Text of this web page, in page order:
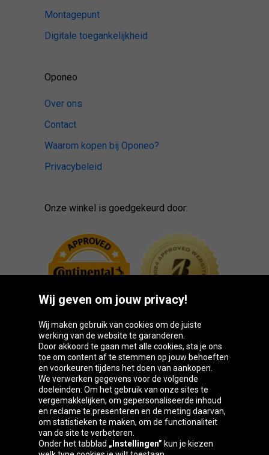
Montagepunt
Digitale toegankelijkheid
Oponeo
Over ons
Contact
Waarom kopen bij Oponeo?
Privacybeleid
Onze winkel is goedgekeurd door:
Oponeo-groep
Belgique
Česká
republika
Deutschland Éire
Wij geven om jouw privacy!
Wij maken gebruik van cookies om de juiste
werking van de website te garanderen.
Door akkoord te gaan met alle cookies, sta je ons
toe om content af te stemmen op jouw behoeften
en voorkeuren tijdens het doen van aankopen.
We verwerken gegevens voor de volgende
doeleinden: Om het gebruik van onze sites te
vergemakkelijken, om gepersonaliseerde inhoud
en reclame te presenteren en de meting daarvan,
om statistieken te maken, om de functionaliteit
van de site te verbeteren.
Onder het tabblad „Instellingen” kun je kiezen